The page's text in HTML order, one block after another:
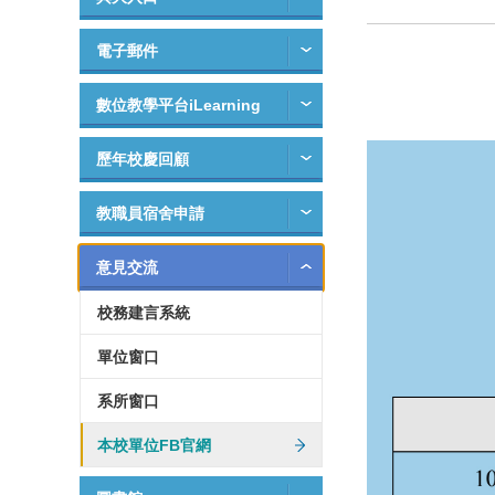
電子郵件
數位教學平台iLearning
歷年校慶回顧
教職員宿舍申請
意見交流
校務建言系統
單位窗口
系所窗口
本校單位FB官網